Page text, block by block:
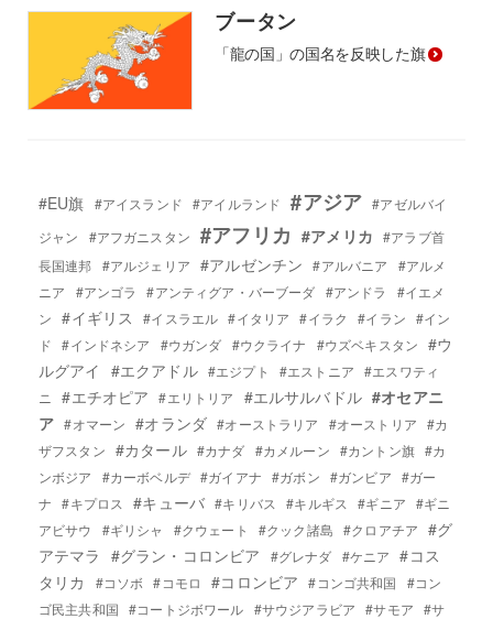
ブータン
「龍の国」の国名を反映した旗
#EU旗 #アイスランド #アイルランド #アジア #アゼルバイ
ジャン
#アフガニスタン #アフリカ #アメリカ #アラブ首
長国連邦 #アルジェリア #アルゼンチン #アルバニア
#アルメ
ニア
#アンゴラ #アンティグア・バーブーダ #アンドラ
#イエメ
ン
#イギリス #イスラエル #イタリア #イラク #イラン #イン
ド
#インドネシア #ウガンダ #ウクライナ #ウズベキスタン
#ウ
ルグアイ #エクアドル #エジプト #エストニア #エスワティ
ニ
#エチオピア #エリトリア #エルサルバドル #オセアニ
ア #オマーン #オランダ #オーストラリア #オーストリア #カ
ザフスタン #カタール #カナダ #カメルーン #カントン旗 #カ
ンボジア
#カーボベルデ #ガイアナ #ガボン #ガンビア #ガー
ナ
#キプロス #キューバ #キリバス #キルギス #ギニア #ギニ
アビサウ
#ギリシャ #クウェート #クック諸島 #クロアチア
#グ
アテマラ #グラン・コロンビア #グレナダ #ケニア
#コス
タリカ
#コソボ #コモロ #コロンビア #コンゴ共和国
#コン
ゴ民主共和国 #コートジボワール #サウジアラビア #サモア #サ